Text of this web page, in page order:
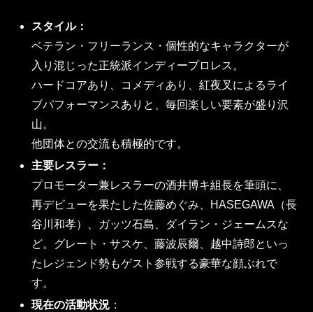
スタイル：
ベテラン・フリーランス・個性的なキャラクターが
入り混じった正統派インディープロレス。
ハードコアあり、コメディあり、紅夜叉によるライ
ブパフォーマンスありと、毎回楽しい要素が盛り沢
山。
他団体との交流も積極的です。
主要レスラー：
プロモーター兼レスラーの酒井博キ組長を筆頭に、
再デビューを果たした佐藤めぐみ、HASEGAWA（長
谷川和孝）、ガッツ石島、ダイラン・ジェームスな
ど。グレート・サスケ、藤波辰爾、越中詩郎といっ
たレジェンド勢もゲスト参戦する豪華な顔ぶれで
す。
現在の活動状況 ：